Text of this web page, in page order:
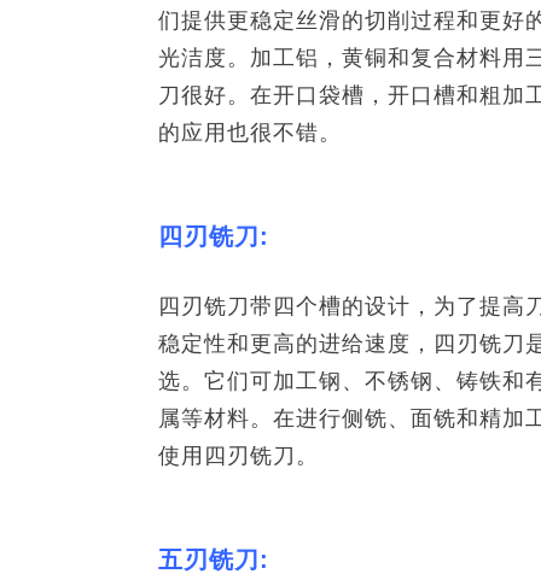
们提供更稳定丝滑的切削过程和更好
光洁度。加工铝，黄铜和复合材料用
刀很好。在开口袋槽，开口槽和粗加
的应用也很不错。
四刃铣刀:
四刃铣刀带四个槽的设计，为了提高
稳定性和更高的进给速度，四刃铣刀
选。它们可加工钢、不锈钢、铸铁和
属等材料。在进行侧铣、面铣和精加
使用四刃铣刀。
五刃铣刀: